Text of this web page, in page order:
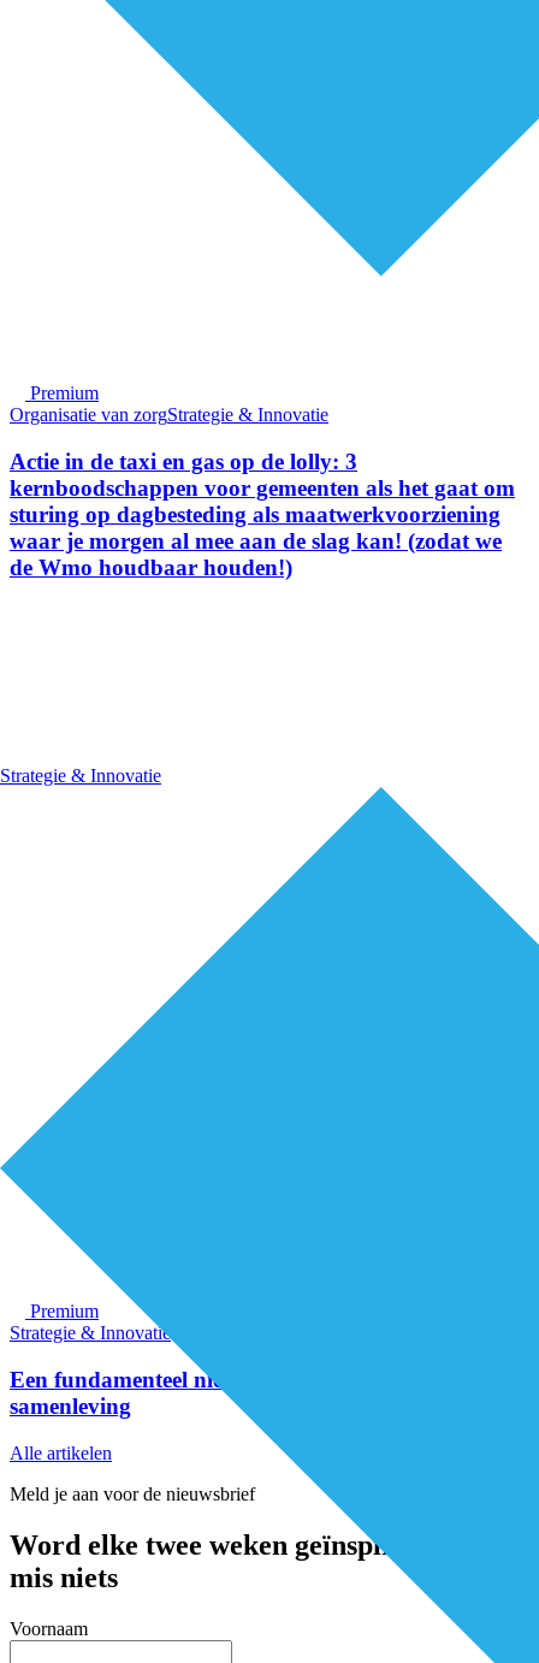
Strategie & Innovatie
Premium
Organisatie van zorgStrategie & Innovatie
Actie in de taxi en gas op de lolly: 3
kernboodschappen voor gemeenten als het gaat om
sturing op dagbesteding als maatwerkvoorziening
waar je morgen al mee aan de slag kan! (zodat we
de Wmo houdbaar houden!)
Premium
Strategie & Innovatie
Een fundamenteel nieuwe kijk op zorg en
samenleving
Alle artikelen
Meld je aan voor de nieuwsbrief
Word elke twee weken geïnspireerd en
mis niets
Voornaam